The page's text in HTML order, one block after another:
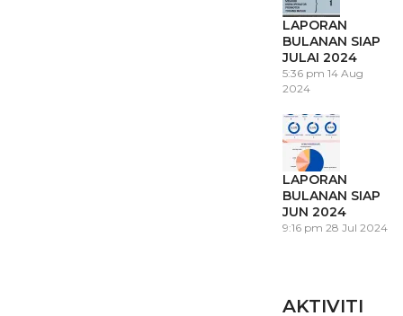
LAPORAN
BULANAN SIAP
JULAI 2024
5:36 pm 14 Aug
2024
LAPORAN
BULANAN SIAP
JUN 2024
9:16 pm 28 Jul 2024
AKTIVITI